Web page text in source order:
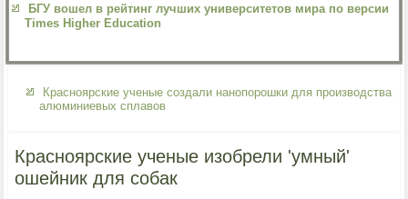
БГУ вошел в рейтинг лучших университетов мира по версии
Times Higher Education
Красноярские ученые создали нанопорошки для производства
алюминиевых сплавов
Красноярские ученые изобрели 'умный'
ошейник для собак